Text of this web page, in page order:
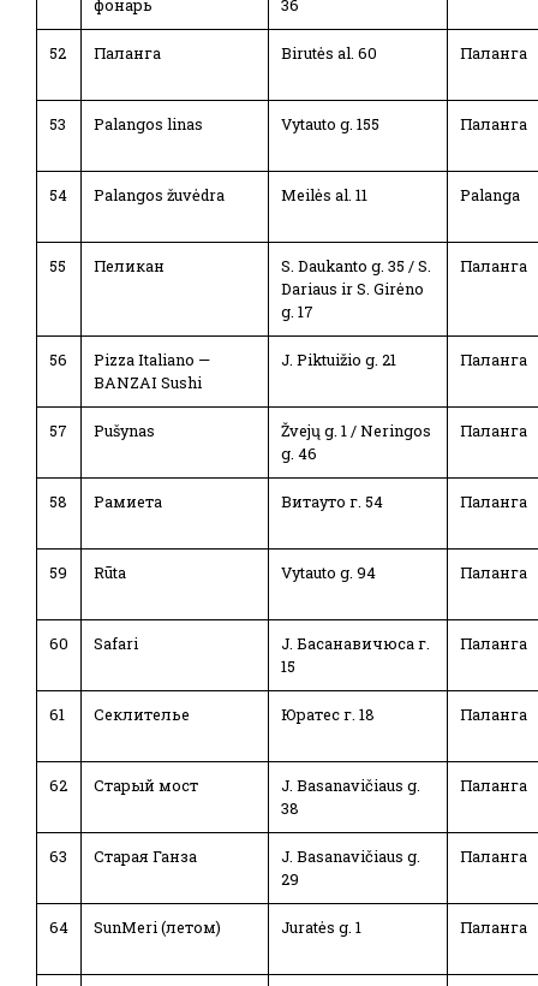
фонарь 36
52 Паланга Birutės al. 60 Паланга
53 Palangos linas Vytauto g. 155 Паланга
54 Palangos žuvėdra Meilės al. 11 Palanga
55 Пеликан
S. Daukanto g. 35 / S.
Dariaus ir S. Girėno
g. 17
Паланга
56
Pizza Italiano —
BANZAI Sushi
J. Piktuižio g. 21 Паланга
57 Pušynas
Žvejų g. 1 / Neringos
g. 46
Паланга
58 Рамиета Витауто г. 54 Паланга
59 Rūta Vytauto g. 94 Паланга
60 Safari
J. Басанавичюса г.
15
Паланга
61 Секлителье Юратес г. 18 Паланга
62 Старый мост
J. Basanavičiaus g.
38
Паланга
63 Старая Ганза
J. Basanavičiaus g.
29
Паланга
64 SunMeri (летом) Juratės g. 1 Паланга